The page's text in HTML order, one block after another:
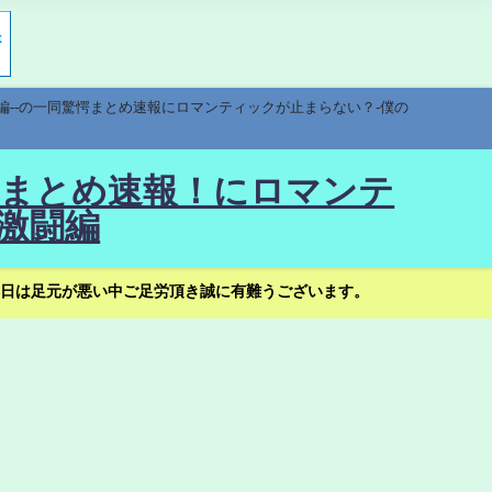
の一同驚愕まとめ速報にロマンティックが止まらない？-僕の
とめ速報！にロマンテ
闘編
足元が悪い中ご足労頂き誠に有難うございます。